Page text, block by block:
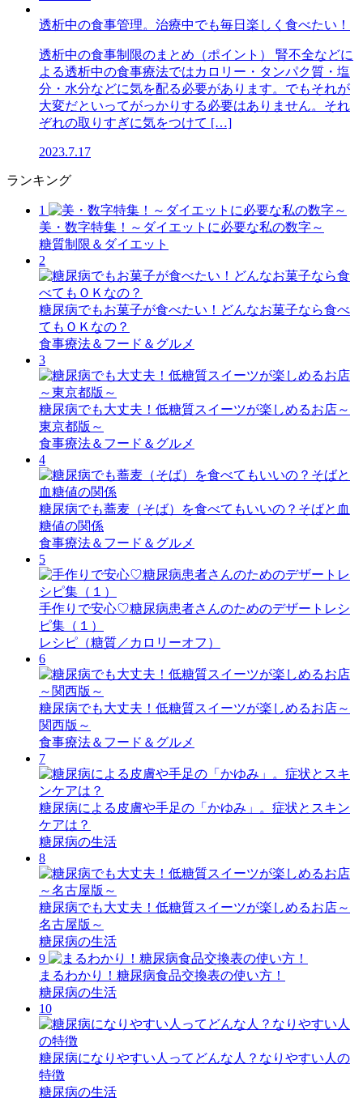
透析中の食事管理。治療中でも毎日楽しく食べたい！
透析中の食事制限のまとめ（ポイント） 腎不全などに
よる透析中の食事療法ではカロリー・タンパク質・塩
分・水分などに気を配る必要があります。でもそれが
大変だといってがっかりする必要はありません。それ
ぞれの取りすぎに気をつけて […]
2023.7.17
ランキング
1
美・数字特集！～ダイエットに必要な私の数字～
糖質制限＆ダイエット
2
糖尿病でもお菓子が食べたい！どんなお菓子なら食べ
てもＯＫなの？
食事療法＆フード＆グルメ
3
糖尿病でも大丈夫！低糖質スイーツが楽しめるお店～
東京都版～
食事療法＆フード＆グルメ
4
糖尿病でも蕎麦（そば）を食べてもいいの？そばと血
糖値の関係
食事療法＆フード＆グルメ
5
手作りで安心♡糖尿病患者さんのためのデザートレシ
ピ集（１）
レシピ（糖質／カロリーオフ）
6
糖尿病でも大丈夫！低糖質スイーツが楽しめるお店～
関西版～
食事療法＆フード＆グルメ
7
糖尿病による皮膚や手足の「かゆみ」。症状とスキン
ケアは？
糖尿病の生活
8
糖尿病でも大丈夫！低糖質スイーツが楽しめるお店～
名古屋版～
糖尿病の生活
9
まるわかり！糖尿病食品交換表の使い方！
糖尿病の生活
10
糖尿病になりやすい人ってどんな人？なりやすい人の
特徴
糖尿病の生活